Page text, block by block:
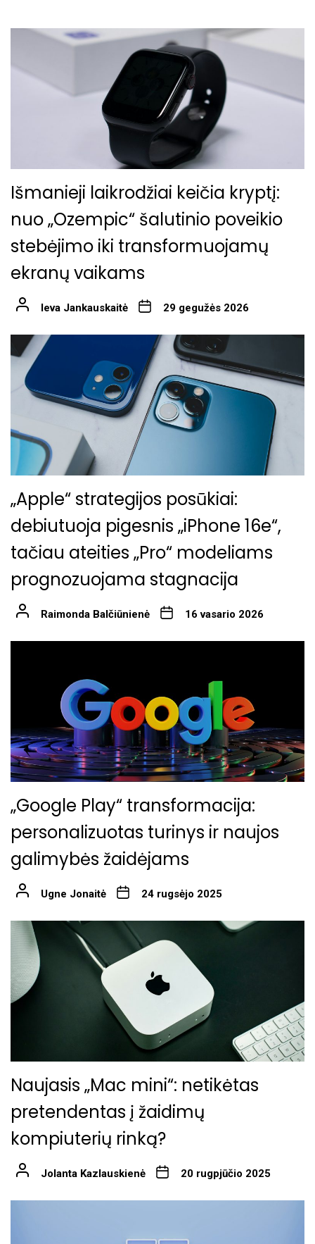
Išmanieji laikrodžiai keičia kryptį:
nuo „Ozempic“ šalutinio poveikio
stebėjimo iki transformuojamų
ekranų vaikams
Ieva Jankauskaitė 29 gegužės 2026
„Apple“ strategijos posūkiai:
debiutuoja pigesnis „iPhone 16e“,
tačiau ateities „Pro“ modeliams
prognozuojama stagnacija
Raimonda Balčiūnienė 16 vasario 2026
„Google Play“ transformacija:
personalizuotas turinys ir naujos
galimybės žaidėjams
Ugne Jonaitė 24 rugsėjo 2025
Naujasis „Mac mini“: netikėtas
pretendentas į žaidimų
kompiuterių rinką?
Jolanta Kazlauskienė 20 rugpjūčio 2025